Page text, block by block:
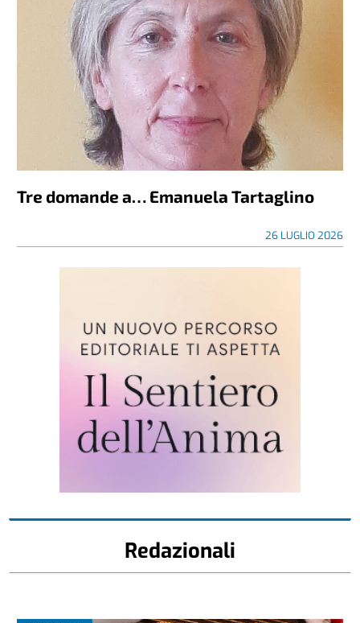
Tre domande a… Emanuela Tartaglino
26 LUGLIO 2026
Redazionali